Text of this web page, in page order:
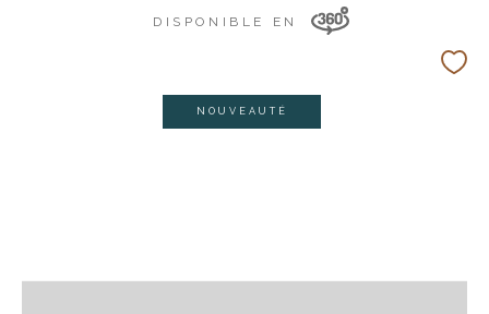
DISPONIBLE EN
NOUVEAUTÉ